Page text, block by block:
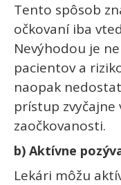
Tento spôsob
očkovaní iba
Nevýhodou je
pacientov a
naopak
prístup zvyčajne
zaočkovanosti.
b) Aktívne
Lekári môžu